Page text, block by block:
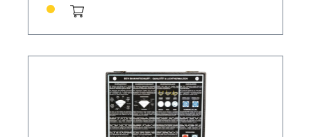
leicht verständliche Einsatzkarte, die ausführlich die
4C?s der Diamantqualität beschreibt, ist an der
Deckelinnenseite angebracht.